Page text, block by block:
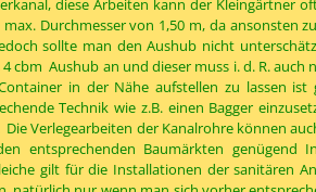
diese Arbeiten kann der Kleingärtner
Durchmesser von 1,50 m, da ansonsten
sollte man den Aushub nicht
cbm Aushub an und dieser muss i. d. R. auch
in der Nähe aufstellen zu lassen
Technik wie z.B. einen Bagger
Verlegearbeiten der Kanalrohre können
entsprechenden Baumärkten genügend
gilt für die Installationen der sanitären